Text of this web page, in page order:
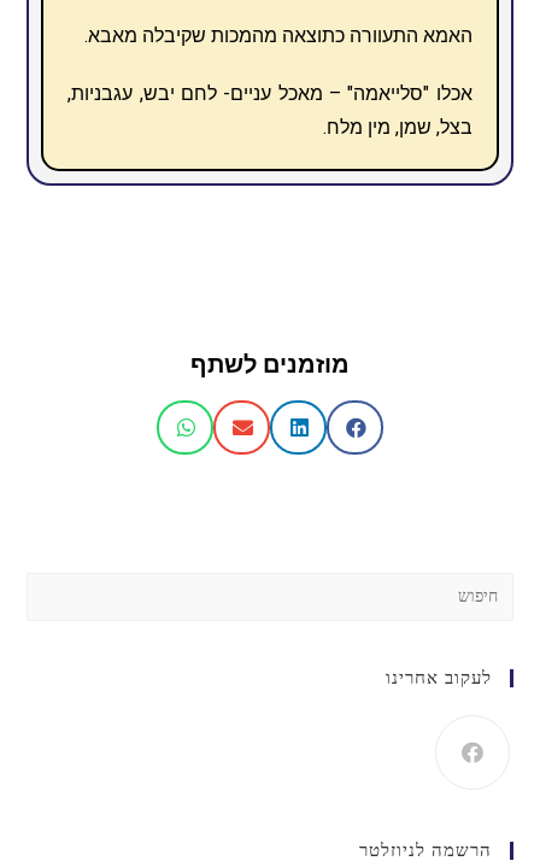
האמא התעוורה כתוצאה מהמכות שקיבלה מאבא.
אכלו "סלייאמה" – מאכל עניים- לחם יבש, עגבניות,
בצל, שמן, מין מלח.
מוזמנים לשתף
לעקוב אחרינו
הרשמה לניוזלטר